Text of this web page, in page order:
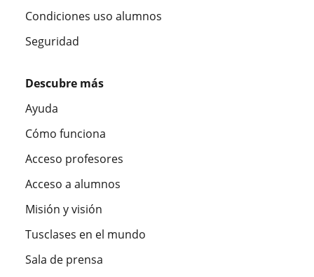
Condiciones uso alumnos
Seguridad
Descubre más
Ayuda
Cómo funciona
Acceso profesores
Acceso a alumnos
Misión y visión
Tusclases en el mundo
Sala de prensa